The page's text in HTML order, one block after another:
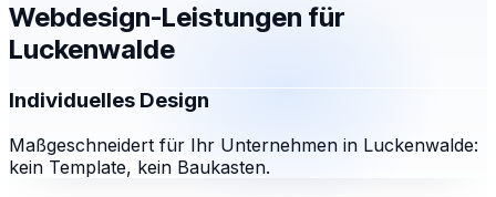
Webdesign-Leistungen für
Luckenwalde
Individuelles Design
Maßgeschneidert für Ihr Unternehmen in Luckenwalde:
kein Template, kein Baukasten.